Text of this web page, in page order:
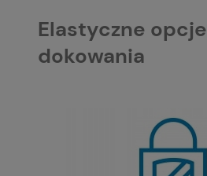
Elastyczne opcje
dokowania